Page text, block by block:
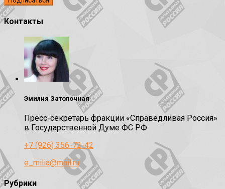
Контакты
Эмилия Затолочная
Пресс-секретарь фракции «Справедливая Россия»
в Государственной Думе ФС РФ
+7 (926) 356-72-42
e_milia@mail.ru
Рубрики